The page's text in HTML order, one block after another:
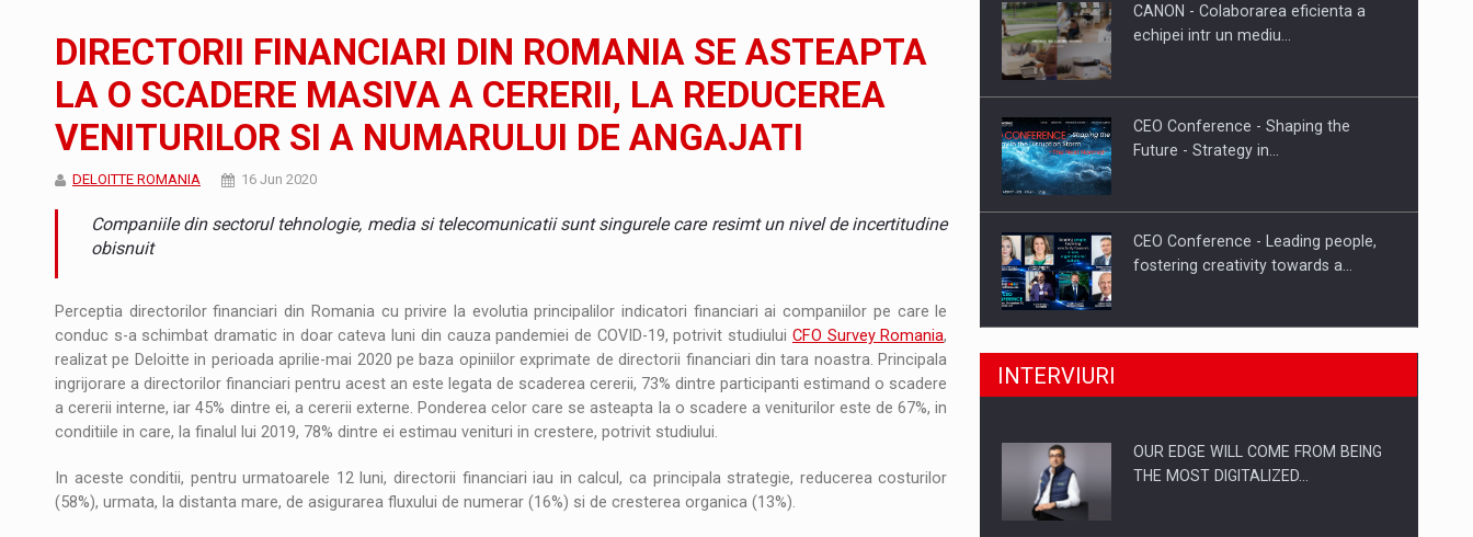
STIRI JAECOO 5 SHS-H a ajuns in Romania
ARTICOLE Proteinmaxxing and the Future of Protein Demand
DIRECTORII FINANCIARI DIN ROMANIA SE ASTEAPTA
LA O SCADERE MASIVA A CERERII, LA REDUCEREA
VENITURILOR SI A NUMARULUI DE ANGAJATI
DELOITTE ROMANIA 16 Jun 2020
Companiile din sectorul tehnologie, media si telecomunicatii sunt singurele care resimt un nivel de incertitudine
obisnuit
Perceptia directorilor financiari din Romania cu privire la evolutia principalilor indicatori financiari ai companiilor pe care le
conduc s-a schimbat dramatic in doar cateva luni din cauza pandemiei de COVID-19, potrivit studiului CFO Survey Romania,
realizat pe Deloitte in perioada aprilie-mai 2020 pe baza opiniilor exprimate de directorii financiari din tara noastra. Principala
ingrijorare a directorilor financiari pentru acest an este legata de scaderea cererii, 73% dintre participanti estimand o scadere
a cererii interne, iar 45% dintre ei, a cererii externe. Ponderea celor care se asteapta la o scadere a veniturilor este de 67%, in
conditiile in care, la finalul lui 2019, 78% dintre ei estimau venituri in crestere, potrivit studiului.
In aceste conditii, pentru urmatoarele 12 luni, directorii financiari iau in calcul, ca principala strategie, reducerea costurilor
(58%), urmata, la distanta mare, de asigurarea fluxului de numerar (16%) si de cresterea organica (13%).
Proteinmaxxing and the Future of
CANON - Colaborarea eficienta a
echipei intr un mediu…
CEO Conference - Shaping the
Future - Strategy in…
CEO Conference - Leading people,
fostering creativity towards a…
CEO Conference - Shaping The
Webinar - Business Evolution-
INTERVIURI
OUR EDGE WILL COME FROM BEING
THE MOST DIGITALIZED…